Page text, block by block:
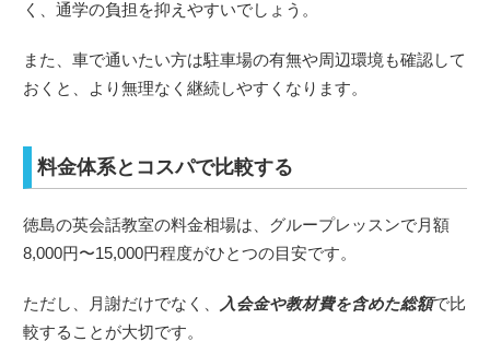
く、通学の負担を抑えやすいでしょう。
また、車で通いたい方は駐車場の有無や周辺環境も確認して
おくと、より無理なく継続しやすくなります。
料金体系とコスパで比較する
徳島の英会話教室の料金相場は、グループレッスンで月額
8,000円〜15,000円程度がひとつの目安です。
ただし、月謝だけでなく、 入会金や教材費を含めた総額で比
較することが大切です。